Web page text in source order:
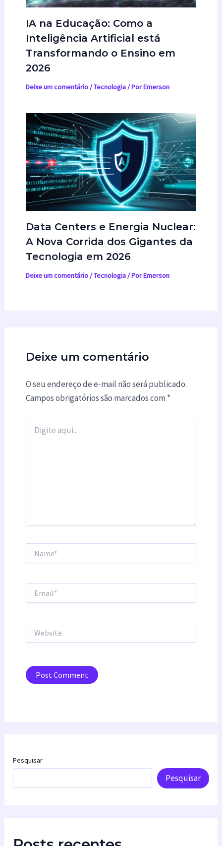
IA na Educação: Como a
Inteligência Artificial está
Transformando o Ensino em
2026
Deixe um comentário/Tecnologia/ PorEmerson
Data Centers e Energia Nuclear:
A Nova Corrida dos Gigantes da
Tecnologia em 2026
Deixe um comentário/Tecnologia/ PorEmerson
Deixe um comentário
O seu endereço de e-mail não será publicado.
Campos obrigatórios são marcados com*
aqui...
Pesquisar
Pesquisar